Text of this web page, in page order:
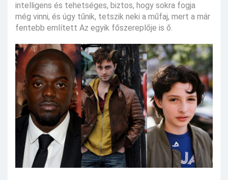
intelligens és tehetséges, biztos, hogy sokra fogja
még vinni, és úgy tűnik, tetszik neki a műfaj, mert a már
fentebb említett Az egyik főszereplője is ő.